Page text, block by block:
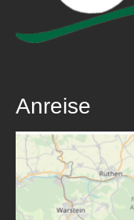
Anreise